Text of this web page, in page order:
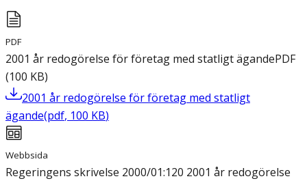
PDF
2001 år redogörelse för företag med statligt ägandePDF
(100 KB)
2001 år redogörelse för företag med statligt
ägande(pdf, 100 KB)
Webbsida
Regeringens skrivelse 2000/01:120 2001 år redogörelse